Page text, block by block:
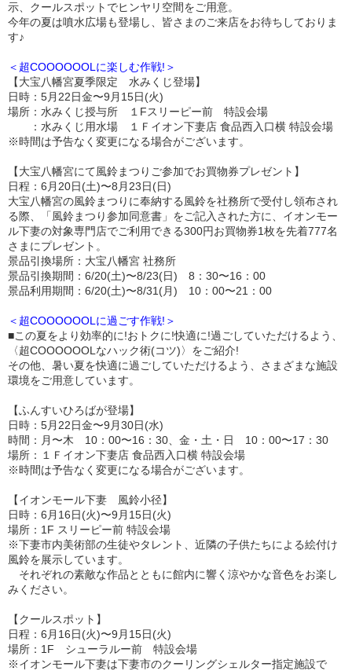
示、クールスポットでヒンヤリ空間をご用意。
今年の夏は噴水広場も登場し、皆さまのご来店をお待ちしておりま
す♪
＜超COOOOOOLに楽しむ作戦!＞
【大宝八幡宮夏季限定 水みくじ登場】
日時：5月22日金〜9月15日(火)
場所：水みくじ授与所 １Fスリーピー前 特設会場
：水みくじ用水場 １Ｆイオン下妻店 食品西入口横 特設会場
※時間は予告なく変更になる場合がございます。
【大宝八幡宮にて風鈴まつりご参加でお買物券プレゼント】
日程：6月20日(土)〜8月23日(日)
大宝八幡宮の風鈴まつりに奉納する風鈴を社務所で受付し領布され
る際、「風鈴まつり参加同意書」をご記入された方に、イオンモー
ル下妻の対象専門店でご利用できる300円お買物券1枚を先着777名
さまにプレゼント。
景品引換場所：大宝八幡宮 社務所
景品引換期間：6/20(土)〜8/23(日) 8：30〜16：00
景品利用期間：6/20(土)〜8/31(月) 10：00〜21：00
＜超COOOOOOLに過ごす作戦!＞
■この夏をより効率的に!おトクに!快適に!過ごしていただけるよう、
〈超COOOOOOLなハック術(コツ)〉をご紹介!
その他、暑い夏を快適に過ごしていただけるよう、さまざまな施設
環境をご用意しています。
【ふんすいひろばが登場】
日時：5月22日金〜9月30日(水)
時間：月〜木 10：00〜16：30、金・土・日 10：00〜17：30
場所：１Ｆイオン下妻店 食品西入口横 特設会場
※時間は予告なく変更になる場合がございます。
【イオンモール下妻 風鈴小径】
日時：6月16日(火)〜9月15日(火)
場所：1F スリーピー前 特設会場
※下妻市内美術部の生徒やタレント、近隣の子供たちによる絵付け
風鈴を展示しています。
それぞれの素敵な作品とともに館内に響く涼やかな音色をお楽し
みください。
【クールスポット】
日程：6月16日(火)〜9月15日(火)
場所：1F シューラルー前 特設会場
※イオンモール下妻は下妻市のクーリングシェルター指定施設で